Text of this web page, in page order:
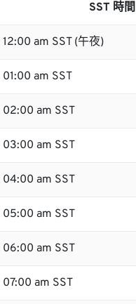
SST 時間
12:00 am SST (午夜)
01:00 am SST
02:00 am SST
03:00 am SST
04:00 am SST
05:00 am SST
06:00 am SST
07:00 am SST